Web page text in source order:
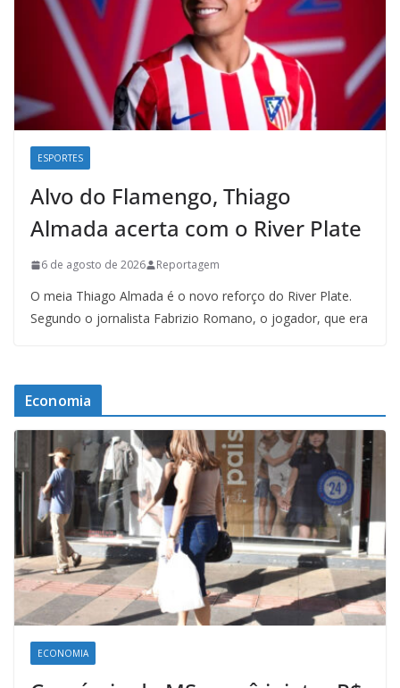
ESPORTES
Alvo do Flamengo, Thiago
Almada acerta com o River Plate
6 de agosto de 2026 Reportagem
O meia Thiago Almada é o novo reforço do River Plate.
Segundo o jornalista Fabrizio Romano, o jogador, que era
Economia
ECONOMIA